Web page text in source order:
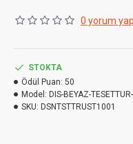
- 2'si etek bölümünde,
Kumaş Cinsi :
0 yorum
STOKTA
Ödül Puan: 50
Model: DIS-BEYAZ-
SKU: DSNTSTTRUST1001